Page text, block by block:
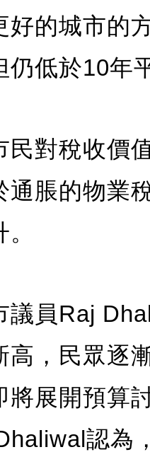
好的城市的
仍低於10年
民對稅收價
通脹的物業
議員Raj
高，民眾逐
將展開預算
認為